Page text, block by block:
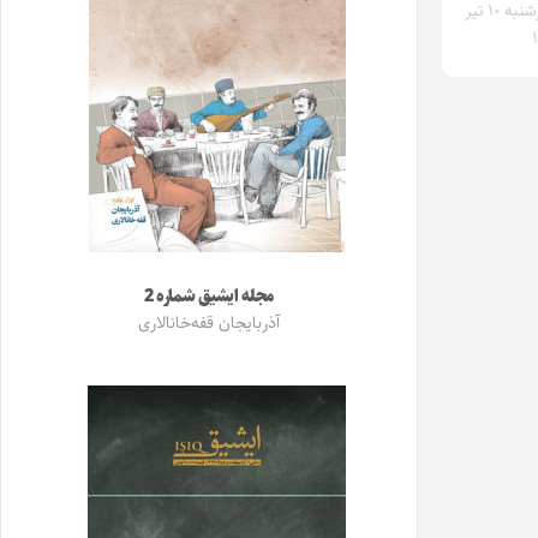
چهارشنبه ۱۰ تیر
مجله ایشیق شماره 2
آذربایجان قفه‌خانالاری